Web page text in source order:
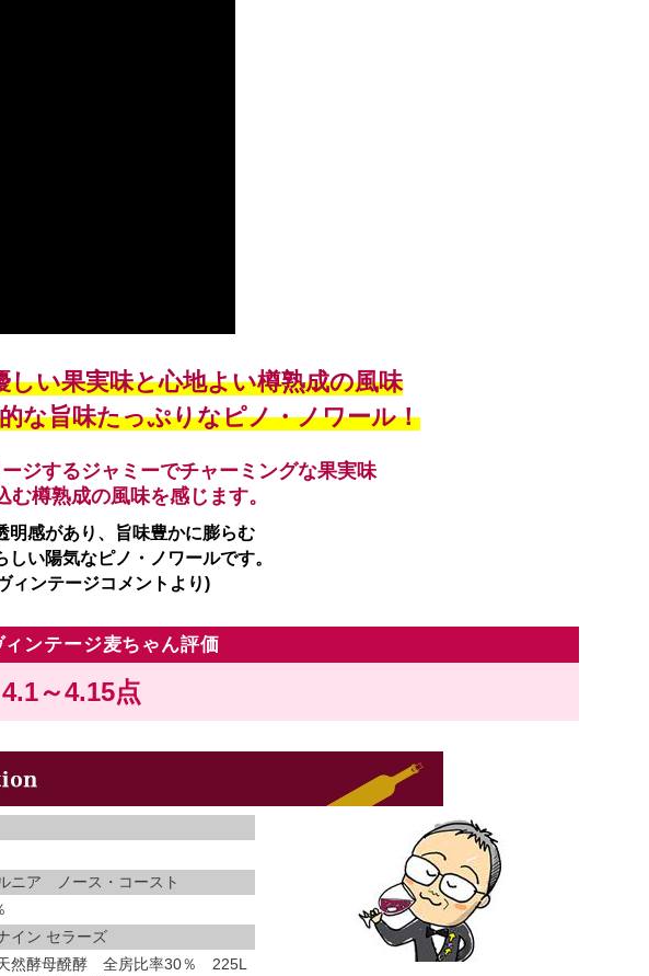
い果実味と心地よい樽熟成の風味
な旨味たっぷりなピノ・ノワール！
ジするジャミーでチャーミングな果実味
む樽熟成の風味を感じます。
明感があり、旨味豊かに膨らむ
しい陽気なピノ・ノワールです。
ィンテージコメントより)
ンテージ麦ちゃん評価
4.1～4.15点
ニア ノース・コースト
イン セラーズ
然酵母醗酵 全房比率30％ 225L